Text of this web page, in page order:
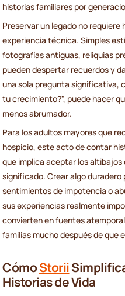
historias familiares por
Preservar un legado no
experiencia técnica. Simples
fotografías antiguas, reliquias
pueden despertar recuerdos y
una sola pregunta significativa,
tu crecimiento?", puede hacer
menos abrumador.
Para los adultos mayores que
hospicio, este acto de contar
que implica aceptar los
significado. Crear algo duradero
sentimientos de impotencia o
sus experiencias realmente
convierten en fuentes
familias mucho después de que
CómoStorii
Historias de Vida